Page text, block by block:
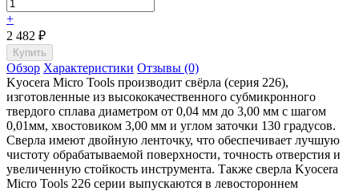
+
2 482 ₽
Обзор Характеристики Отзывы (0)
Kyocera Micro Tools производит свёрла (серия 226),
изготовленные из высококачественного субмикронного
твердого сплава диаметром от 0,04 мм до 3,00 мм с шагом
0,01мм, хвостовиком 3,00 мм и углом заточки 130 градусов.
Сверла имеют двойную ленточку, что обеспечивает лучшую
чистоту обрабатываемой поверхности, точность отверстия и
увеличенную стойкость инструмента. Также сверла Kyocera
Micro Tools 226 серии выпускаются в левостороннем